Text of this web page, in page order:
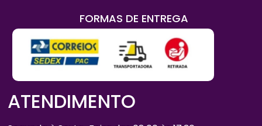
FORMAS DE ENTREGA
ATENDIMENTO